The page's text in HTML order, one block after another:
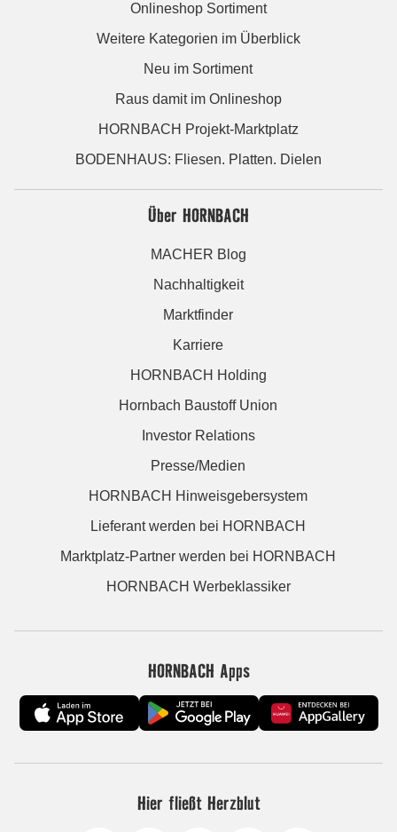
Onlineshop Sortiment
Weitere Kategorien im Überblick
Neu im Sortiment
Raus damit im Onlineshop
HORNBACH Projekt-Marktplatz
BODENHAUS: Fliesen. Platten. Dielen
Über HORNBACH
MACHER Blog
Nachhaltigkeit
Marktfinder
Karriere
HORNBACH Holding
Hornbach Baustoff Union
Investor Relations
Presse/Medien
HORNBACH Hinweisgebersystem
Lieferant werden bei HORNBACH
Marktplatz-Partner werden bei HORNBACH
HORNBACH Werbeklassiker
HORNBACH Apps
Hier fließt Herzblut